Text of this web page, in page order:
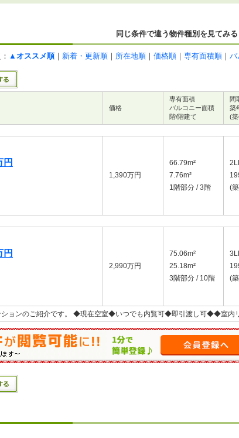
同じ条件で違う物件種別を見てみる
▲オススメ順｜ 新着・更新順 ｜ 所在地順 ｜ 価格順 ｜ 専有面積順 ｜ バ
価格
専有面積
バルコニー面積
階/階建て
間
築
(
円
1,390万円
66.79m²
7.76m²
1階部分 / 3階
(
円
2,990万円
75.06m²
25.18m²
3階部分 / 10階
(
ョンのご紹介です。 ◆現在空室◆いつでも内覧可◆即引渡し可◆◆室内